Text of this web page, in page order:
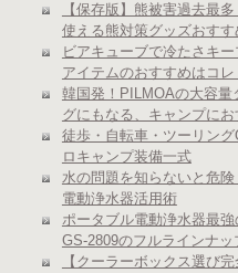
【保存版】熊被害過去最
使える熊対策グッズおす
ビアキューブで冷たさキ
アイテムのおすすめはコレ
韓国発！PILMOAの大容量
グにもなる、キャンプにお
徒歩・自転車・ツーリン
ロキャンプ装備一式
水の問題を知らないと危
電動浄水器活用術
ポータブル電動浄水器最強
GS-2809のフルラインナッ
【クーラーボックス選び